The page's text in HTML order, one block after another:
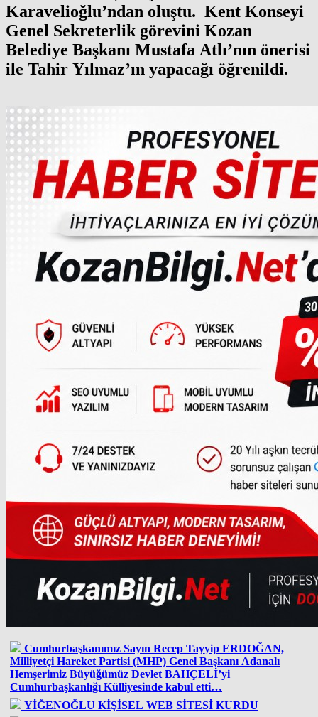
Karavelioğlu’ndan oluştu. Kent Konseyi
Genel Sekreterlik görevini Kozan
Belediye Başkanı Mustafa Atlı’nın önerisi
ile Tahir Yılmaz’ın yapacağı öğrenildi.
Cumhurbaşkanımız Sayın Recep Tayyip ERDOĞAN,
Milliyetçi Hareket Partisi (MHP) Genel Başkanı Adanalı
Hemşerimiz Büyüğümüz Devlet BAHÇELİ’yi
Cumhurbaşkanlığı Külliyesinde kabul etti…
YİĞENOĞLU KİŞİSEL WEB SİTESİ KURDU